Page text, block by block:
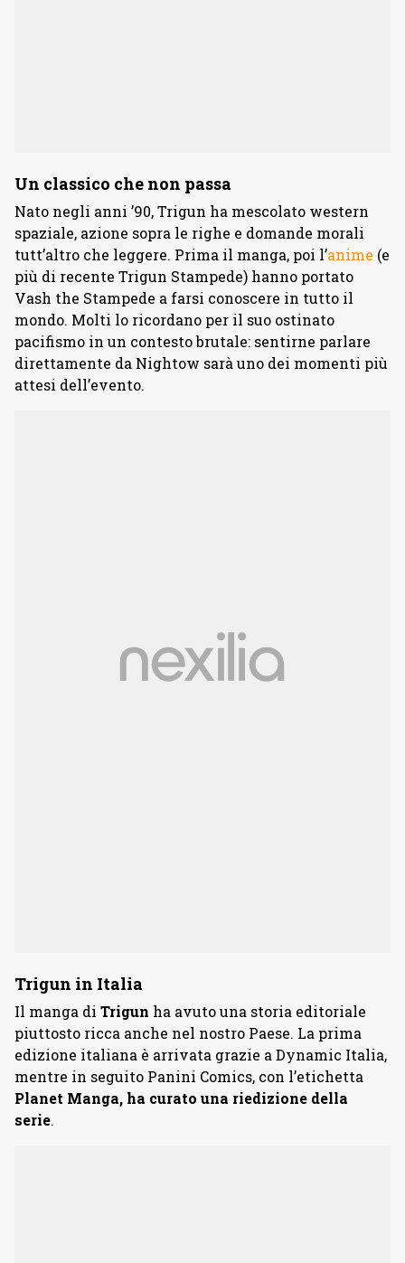
Un classico che non passa
Nato negli anni ’90, Trigun ha mescolato western
spaziale, azione sopra le righe e domande morali
tutt’altro che leggere. Prima il manga, poi l’anime (e
più di recente Trigun Stampede) hanno portato
Vash the Stampede a farsi conoscere in tutto il
mondo. Molti lo ricordano per il suo ostinato
pacifismo in un contesto brutale: sentirne parlare
direttamente da Nightow sarà uno dei momenti più
attesi dell’evento.
Trigun in Italia
Il manga di Trigun ha avuto una storia editoriale
piuttosto ricca anche nel nostro Paese. La prima
edizione italiana è arrivata grazie a Dynamic Italia,
mentre in seguito Panini Comics, con l’etichetta
Planet Manga, ha curato una riedizione della
serie.